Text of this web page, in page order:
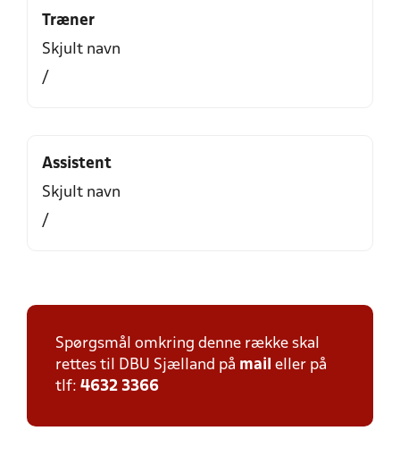
Træner
Skjult navn
/
Assistent
Skjult navn
/
Spørgsmål omkring denne række skal
rettes til DBU Sjælland på mail eller på
tlf: 4632 3366